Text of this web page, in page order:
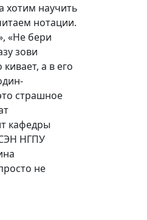
хотим научить
нотации.
«Не бери
зови
а в его
страшное
кафедры
НГПУ
не